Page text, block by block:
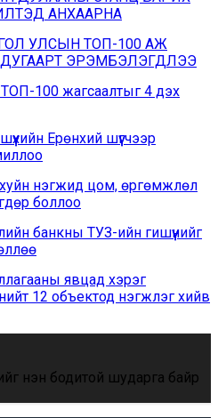
АНХААРНА
УЛСЫН ТОП-100 АЖ
ЭРЭМБЭЛЭГДЛЭЭ
100 жагсаалтыг 4 дэх
Ерөнхий шүүгчээр
нэгжид цом, өргөмжлөл
боллоо
банкны ТУЗ-ийн гишүүнийг
явцад хэрэг
нийт 12 объектод нэгжлэг хийв
үнэн бодитой шударга байр